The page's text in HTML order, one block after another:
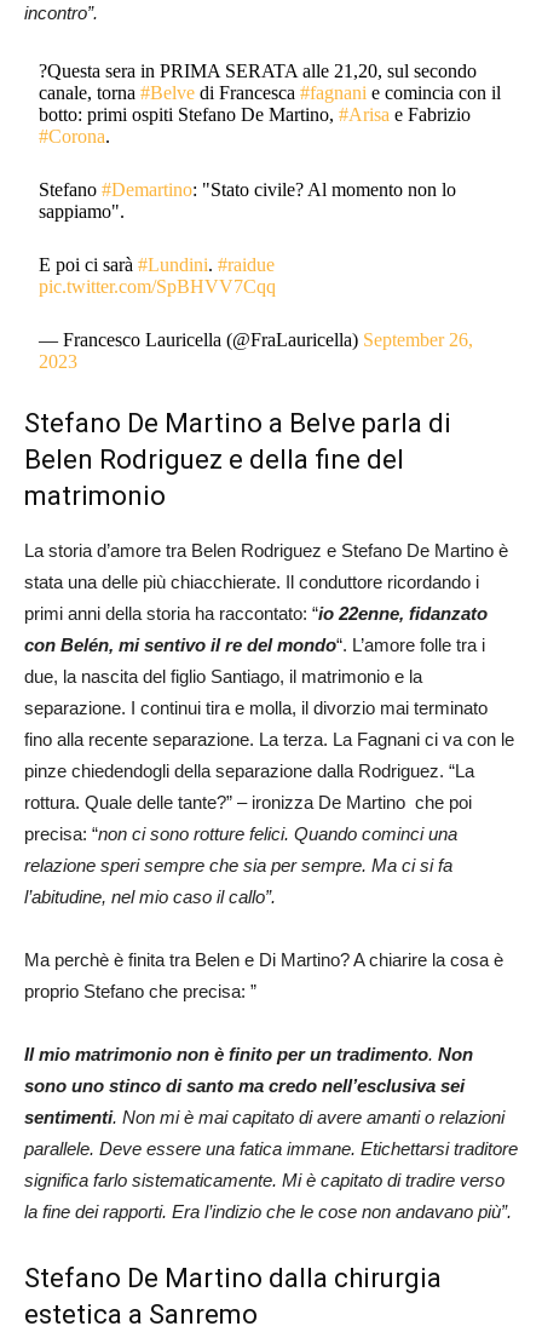
incontro”.
?Questa sera in PRIMA SERATA alle 21,20, sul secondo
canale, torna#Belve di Francesca#fagnani e comincia con il
botto: primi ospiti Stefano De Martino,#Arisa e Fabrizio
#Corona.
Stefano#Demartino: "Stato civile? Al momento non lo
sappiamo".
E poi ci sarà#Lundini.#raidue
pic.twitter.com/SpBHVV7Cqq
— Francesco Lauricella (@FraLauricella) September 26,
2023
Stefano De Martino a Belve parla di
Belen Rodriguez e della fine del
matrimonio
La storia d’amore tra Belen Rodriguez e Stefano De Martino è
stata una delle più chiacchierate. Il conduttore ricordando i
primi anni della storia ha raccontato: “io 22enne, fidanzato
con Belén, mi sentivo il re del mondo“. L’amore folle tra i
due, la nascita del figlio Santiago, il matrimonio e la
separazione. I continui tira e molla, il divorzio mai terminato
fino alla recente separazione. La terza. La Fagnani ci va con le
pinze chiedendogli della separazione dalla Rodriguez. “La
rottura. Quale delle tante?” – ironizza De Martino che poi
precisa: “non ci sono rotture felici. Quando cominci una
relazione speri sempre che sia per sempre. Ma ci si fa
l’abitudine, nel mio caso il callo”.
Ma perchè è finita tra Belen e Di Martino? A chiarire la cosa è
proprio Stefano che precisa: ”
Il mio matrimonio non è finito per un tradimento. Non
sono uno stinco di santo ma credo nell’esclusiva sei
sentimenti. Non mi è mai capitato di avere amanti o relazioni
parallele. Deve essere una fatica immane. Etichettarsi traditore
significa farlo sistematicamente. Mi è capitato di tradire verso
la fine dei rapporti. Era l’indizio che le cose non andavano più”.
Stefano De Martino dalla chirurgia
estetica a Sanremo